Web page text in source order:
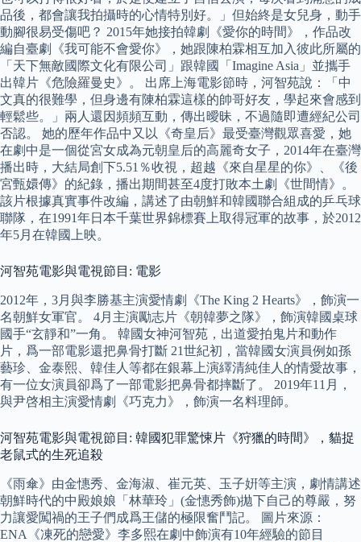
品後，都會讓我拍攝時的心情特別好。」但始終是女兒身，動手
動腳很易受傷吧？ 2015年她接拍韓劇《愛你的時間》，作品改
編自臺劇《我可能不會愛你》，她跟陳柏霖相互加入彼此所屬的
「天下無敵國際文化有限公司」跟韓國「Imagine Asia」並攜手
出韓片《危險羅曼史》。 出席上海電影節時，河智苑說：「中
文真的很難學，但身邊有陳柏霖這樣的帥哥好友，學起來會感到
輕鬆些。」兩人還因頻頻互動，傳出曖昧，不過隨即遭經紀公司
否認。 她的歷年作品中又以《奇皇后》最受臺灣觀眾喜愛，她
在劇中是一個從宮女成為元朝皇后的高麗奇女子，2014年在臺灣
播出時，大結局創下5.51％收視，超越《來自星星的你》、《後
宮甄嬛傳》的紀錄，播出期間甚至4度打敗本土劇《世間情》。
該片根據真實事件改編，講述了由朝鮮和韓國聯合組成的乒乓球
聯隊，在1991年日本千葉世界錦標賽上取得冠軍的故事，於2012
年5月在韓國上映。
河智苑電影與電視節目: 電影
2012年，3月與李勝基主演愛情劇《The King 2 Hearts》，飾演一
名朝鮮女軍官。 4月主演勵志片《朝韓夢之隊》，飾演韓國桌球
國手“玄靜和”一角。 韓國女神河智苑，出道愛拍鬼片和動作
片，爲一部電影還把鼻骨打斷 21世紀初，當韓國女演員例如孫
藝珍、金泰熙、韓佳人等都在銀幕上演繹清純佳人的情愛故事，
有一位女演員卻爲了一部電影把鼻骨都摔斷了。 2019年11月，
與尹啓相主演愛情劇《巧克力》，飾演一名料理師。
河智苑電影與電視節目: 韓國犯罪驚悚片《狩獵的時間》，貓捉
老鼠式的生死追殺
《雨傘》由金憓秀、金海淑、崔元英、玉子姸等主演，劇情講述
朝鮮時代的中殿娘娘「林華玲」(金憓秀飾)拋下自己的尊嚴，努
力讓愛闖禍的王子們成爲王儲的極限奮鬥記。 圖片來源：
ENA《凍死的戀愛》李多熙在劇中飾演有10年經驗的節目